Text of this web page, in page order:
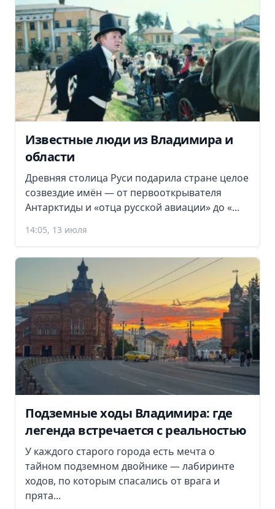
Известные люди из Владимира и
области
Древняя столица Руси подарила стране целое
созвездие имён — от первооткрывателя
Антарктиды и «отца русской авиации» до «...
14:05, 13 июля
Подземные ходы Владимира: где
легенда встречается с реальностью
У каждого старого города есть мечта о
тайном подземном двойнике — лабиринте
ходов, по которым спасались от врага и
прята...